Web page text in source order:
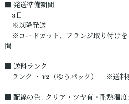
■ 発送準備期間
3日
※以降発送
※コードカット、フランジ取り付けを
間
■ 送料ランク
ランク ・ Y2（ゆうパック） ※送料
■ 配線の色 / クリア・ツヤ有・耐熱温